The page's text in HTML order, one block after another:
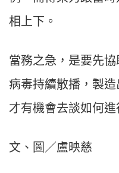
相上下。
當務之急，是要先
病毒持續散播，製
才有機會去談如何進
文、圖／盧映慈